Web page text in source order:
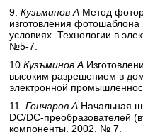
9.Кузьминов А Метод
изготовления
условиях. Технологии в
№5-7.
10.Кузъминов А
высоким разрешением в
электронной
11 .Гончаров А Начальная
DC/DC-преобразователей
компоненты. 2002. № 7.